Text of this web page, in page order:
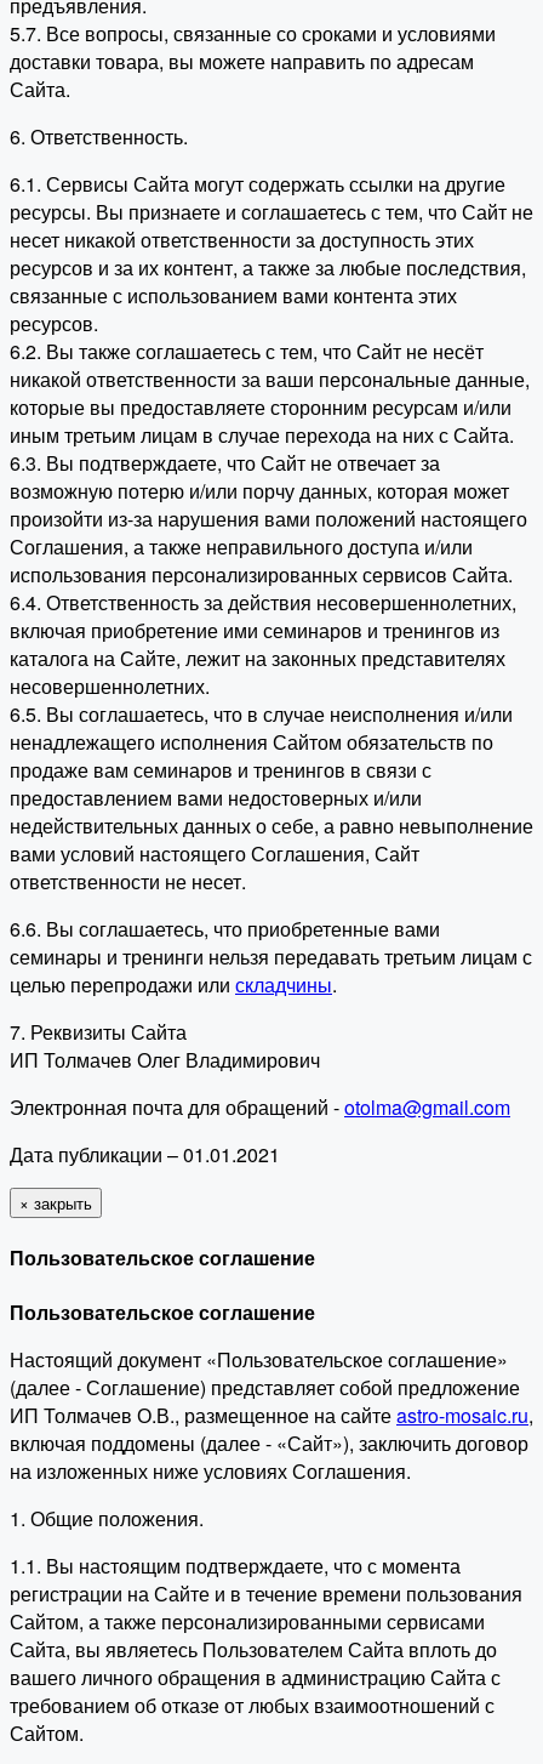
5.7. Все вопросы, связанные со сроками и условиями
доставки товара, вы можете направить по адресам
Сайта.
6. Ответственность.
6.1. Сервисы Сайта могут содержать ссылки на другие
ресурсы. Вы признаете и соглашаетесь с тем, что Сайт не
несет никакой ответственности за доступность этих
ресурсов и за их контент, а также за любые последствия,
связанные с использованием вами контента этих
ресурсов.
6.2. Вы также соглашаетесь с тем, что Сайт не несёт
никакой ответственности за ваши персональные данные,
которые вы предоставляете сторонним ресурсам и/или
иным третьим лицам в случае перехода на них с Сайта.
6.3. Вы подтверждаете, что Сайт не отвечает за
возможную потерю и/или порчу данных, которая может
произойти из-за нарушения вами положений настоящего
Соглашения, а также неправильного доступа и/или
использования персонализированных сервисов Сайта.
6.4. Ответственность за действия несовершеннолетних,
включая приобретение ими семинаров и тренингов из
каталога на Сайте, лежит на законных представителях
несовершеннолетних.
6.5. Вы соглашаетесь, что в случае неисполнения и/или
ненадлежащего исполнения Сайтом обязательств по
продаже вам семинаров и тренингов в связи с
предоставлением вами недостоверных и/или
недействительных данных о себе, а равно невыполнение
вами условий настоящего Соглашения, Сайт
ответственности не несет.
6.6. Вы соглашаетесь, что приобретенные вами
семинары и тренинги нельзя передавать третьим лицам с
целью перепродажи или складчины.
7. Реквизиты Сайта
ИП Толмачев Олег Владимирович
Электронная почта для обращений -otolma@gmail.com
Дата публикации – 01.01.2021
× закрыть
Пользовательское соглашение
Пользовательское соглашение
Настоящий документ «Пользовательское соглашение»
(далее - Соглашение) представляет собой предложение
ИП Толмачев О.В., размещенное на сайтеastro-mosaic.ru,
включая поддомены (далее - «Сайт»), заключить договор
на изложенных ниже условиях Соглашения.
1. Общие положения.
1.1. Вы настоящим подтверждаете, что с момента
регистрации на Сайте и в течение времени пользования
Сайтом, а также персонализированными сервисами
Сайта, вы являетесь Пользователем Сайта вплоть до
вашего личного обращения в администрацию Сайта с
требованием об отказе от любых взаимоотношений с
Сайтом.